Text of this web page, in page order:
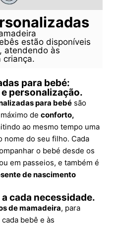
estão disponíveis
atendendo às
criança.
para bebé:
personalização.
para bebé são
de conforto,
ao mesmo tempo uma
nome do seu filho. Cada
o bebé desde os
em passeios, e também é
de nascimento
cada necessidade.
de mamadeira, para
bebê e às